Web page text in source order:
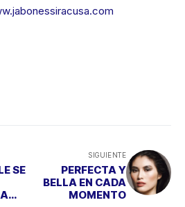
SE
SIGUIENTE
PERFECTA Y
BELLA EN CADA
MOMENTO